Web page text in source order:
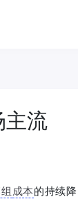
主流
成本的持续降